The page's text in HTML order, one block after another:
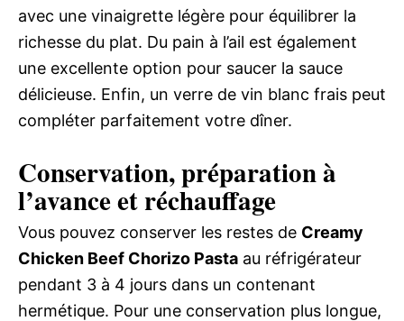
avec une vinaigrette légère pour équilibrer la
richesse du plat. Du pain à l’ail est également
une excellente option pour saucer la sauce
délicieuse. Enfin, un verre de vin blanc frais peut
compléter parfaitement votre dîner.
Conservation, préparation à
l’avance et réchauffage
Vous pouvez conserver les restes de Creamy
Chicken Beef Chorizo Pasta au réfrigérateur
pendant 3 à 4 jours dans un contenant
hermétique. Pour une conservation plus longue,